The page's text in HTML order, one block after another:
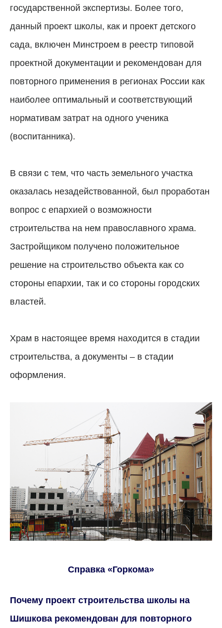
государственной экспертизы. Более того,
данный проект школы, как и проект детского
сада, включен Минстроем в реестр типовой
проектной документации и рекомендован для
повторного применения в регионах России как
наиболее оптимальный и соответствующий
нормативам затрат на одного ученика
(воспитанника).
В связи с тем, что часть земельного участка
оказалась незадействованной, был проработан
вопрос с епархией о возможности
строительства на нем православного храма.
Застройщиком получено положительное
решение на строительство объекта как со
стороны епархии, так и со стороны городских
властей.
Храм в настоящее время находится в стадии
строительства, а документы – в стадии
оформления.
Справка «Горкома»
Почему проект строительства школы на
Шишкова рекомендован для повторного